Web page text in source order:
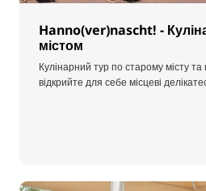
Hanno(ver)nascht! -
містом
Кулінарний тур по старому місту
відкрийте для себе місцеві